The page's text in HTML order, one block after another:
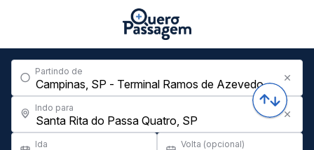
Partindo de
Indo para
Ida Volta (opcional)